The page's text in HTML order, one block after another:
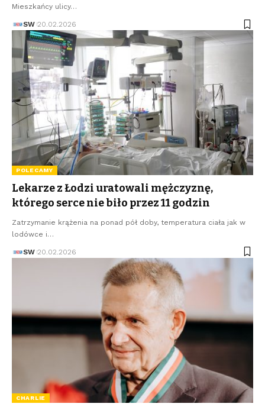
Mieszkańcy ulicy…
SW 20.02.2026
POLECAMY
Lekarze z Łodzi uratowali mężczyznę,
którego serce nie biło przez 11 godzin
Zatrzymanie krążenia na ponad pół doby, temperatura ciała jak w
lodówce i…
SW 20.02.2026
CHARLIE